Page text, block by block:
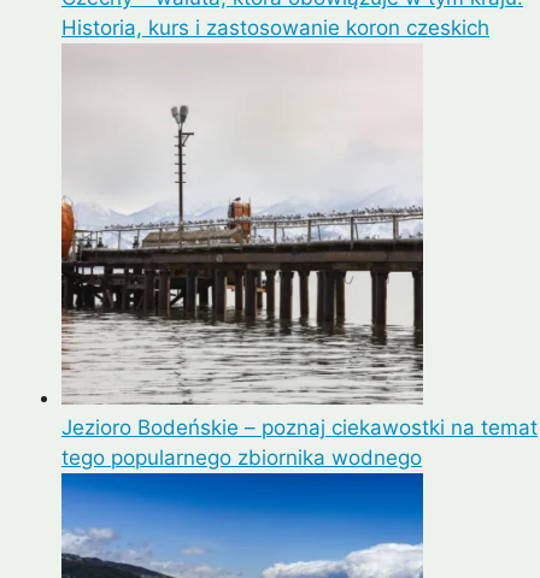
Historia, kurs i zastosowanie koron czeskich
Jezioro Bodeńskie – poznaj ciekawostki na temat
tego popularnego zbiornika wodnego